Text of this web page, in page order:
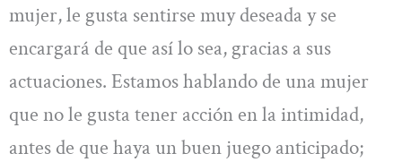
mujer, le gusta sentirse muy deseada y se
encargará de que así lo sea, gracias a sus
actuaciones. Estamos hablando de una mujer
que no le gusta tener acción en la intimidad,
antes de que haya un buen juego anticipado;